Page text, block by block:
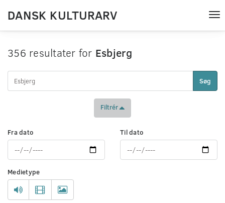
DANSK KULTURARV
356 resultater for Esbjerg
Søg
Filtrér
Fra dato Til dato
Medietype